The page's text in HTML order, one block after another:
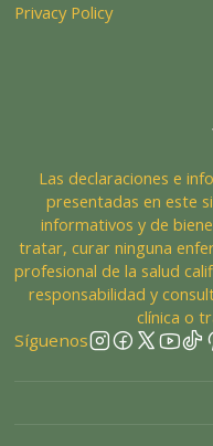
Privacy Policy
Las declaraciones e
presentadas en este
informativos y de
tratar, curar ninguna
profesional de la salud
responsabilidad y
clínica o
Síguenos